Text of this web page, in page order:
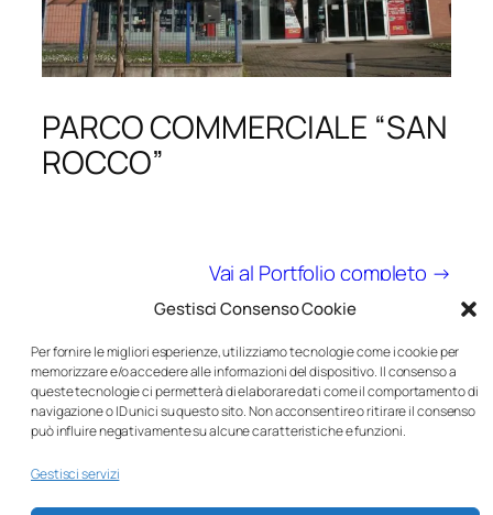
Gestisci Consenso Cookie
Per fornire le migliori esperienze, utilizziamo tecnologie come i cookie per
memorizzare e/o accedere alle informazioni del dispositivo. Il consenso a
queste tecnologie ci permetterà di elaborare dati come il comportamento di
navigazione o ID unici su questo sito. Non acconsentire o ritirare il consenso
può influire negativamente su alcune caratteristiche e funzioni.
Gestisci servizi
PARCO COMMERCIALE “SAN
ROCCO”
Vai al Portfolio completo →
Jaures Cappucci
Ingegnere Civile